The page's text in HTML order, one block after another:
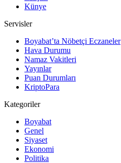
Künye
Servisler
Boyabat’ta Nöbetçi Eczaneler
Hava Durumu
Namaz Vakitleri
Yayınlar
Puan Durumları
KriptoPara
Kategoriler
Boyabat
Genel
Siyaset
Ekonomi
Politika